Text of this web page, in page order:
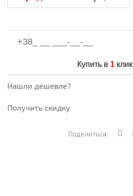
Купить в 1клик
Нашли дешевле?
Получить скидку
Поделиться: